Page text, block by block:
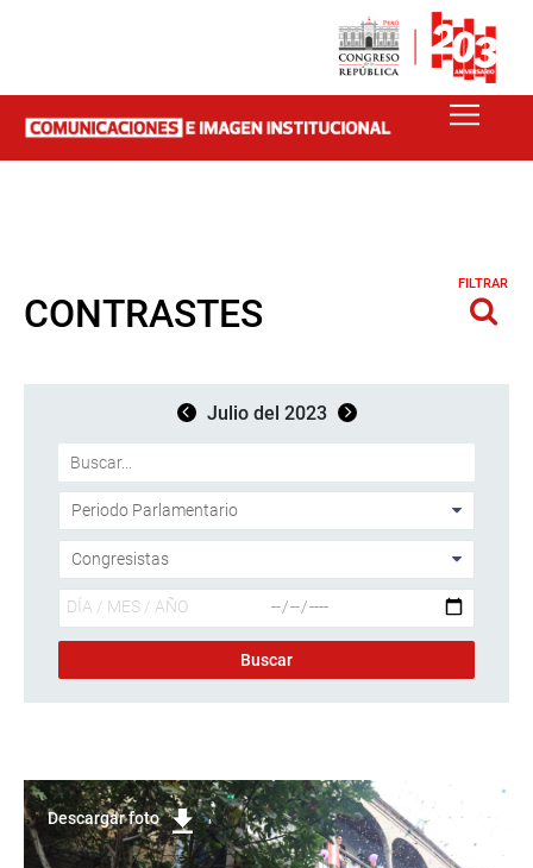
CONTRASTES
FILTRAR
Julio del 2023
Descargar foto